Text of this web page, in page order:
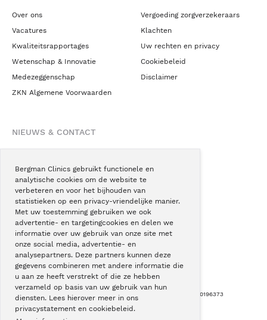
Bergman Clinics gebruikt functionele en
analytische cookies om de website te
verbeteren en voor het bijhouden van
statistieken op een privacy-vriendelijke manier.
Met uw toestemming gebruiken we ook
advertentie- en targetingcookies en delen we
informatie over uw gebruik van onze site met
onze social media, advertentie- en
analysepartners. Deze partners kunnen deze
gegevens combineren met andere informatie die
u aan ze heeft verstrekt of die ze hebben
verzameld op basis van uw gebruik van hun
diensten. Lees hierover meer in ons
privacystatement en cookiebeleid.
Over ons
Vacatures
Kwaliteitsrapportages
Wetenschap & Innovatie
Medezeggenschap
ZKN Algemene Voorwaarden
Vergoeding zorgverzekeraars
Klachten
Uw rechten en privacy
Cookiebeleid
Disclaimer
NIEUWS & CONTACT
Blogs
Podcast
Pressroom
Instagram
Facebook
LinkedIn
Copyright © Bergman Clinics 2026 KVK nummer: 30196373